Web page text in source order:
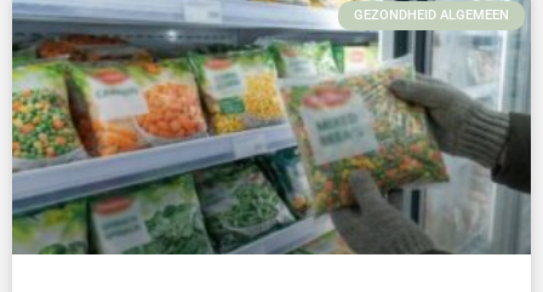
GEZONDHEID ALGEMEEN